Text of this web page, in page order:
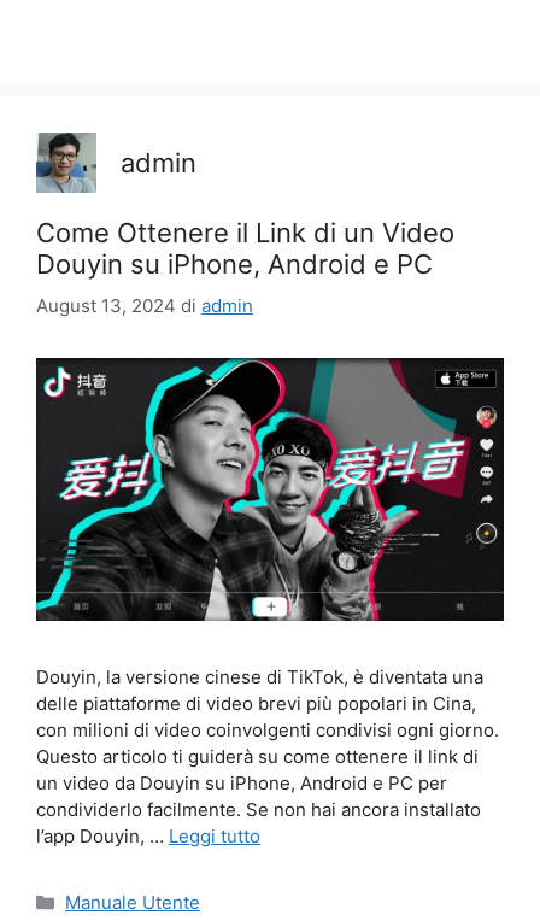
admin
Come Ottenere il Link di un Video
Douyin su iPhone, Android e PC
August 13, 2024 di admin
Douyin, la versione cinese di TikTok, è diventata una
delle piattaforme di video brevi più popolari in Cina,
con milioni di video coinvolgenti condivisi ogni giorno.
Questo articolo ti guiderà su come ottenere il link di
un video da Douyin su iPhone, Android e PC per
condividerlo facilmente. Se non hai ancora installato
l’app Douyin, … Leggi tutto
Categorie
Manuale Utente